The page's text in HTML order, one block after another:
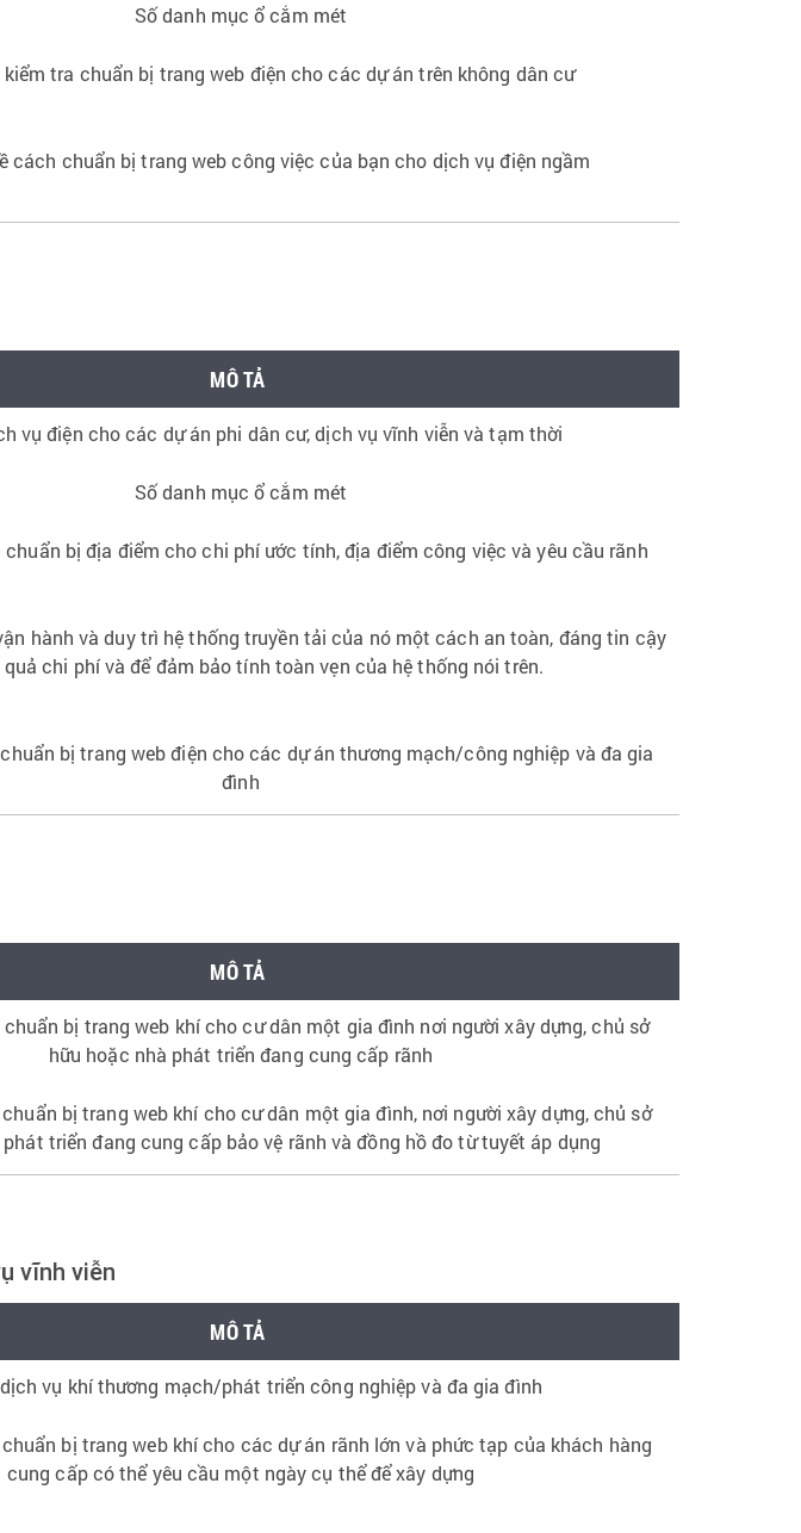
Số danh mục ổ cắm mét
kiểm tra chuẩn bị trang web điện cho các dự án trên không dân cư
cách chuẩn bị trang web công việc của bạn cho dịch vụ điện ngầm
MÔ TẢ
vụ điện cho các dự án phi dân cư, dịch vụ vĩnh viễn và tạm thời
Số danh mục ổ cắm mét
bị địa điểm cho chi phí ước tính, địa điểm công việc và yêu cầu rãnh
hành và duy trì hệ thống truyền tải của nó một cách an toàn, đáng tin cậy
quả chi phí và để đảm bảo tính toàn vẹn của hệ thống nói trên.
bị trang web điện cho các dự án thương mạch/công nghiệp và đa gia
đình
MÔ TẢ
bị trang web khí cho cư dân một gia đình nơi người xây dựng, chủ sở
hữu hoặc nhà phát triển đang cung cấp rãnh
bị trang web khí cho cư dân một gia đình, nơi người xây dựng, chủ sở
triển đang cung cấp bảo vệ rãnh và đồng hồ đo từ tuyết áp dụng
vĩnh viễn
MÔ TẢ
vụ khí thương mạch/phát triển công nghiệp và đa gia đình
bị trang web khí cho các dự án rãnh lớn và phức tạp của khách hàng
cung cấp có thể yêu cầu một ngày cụ thể để xây dựng